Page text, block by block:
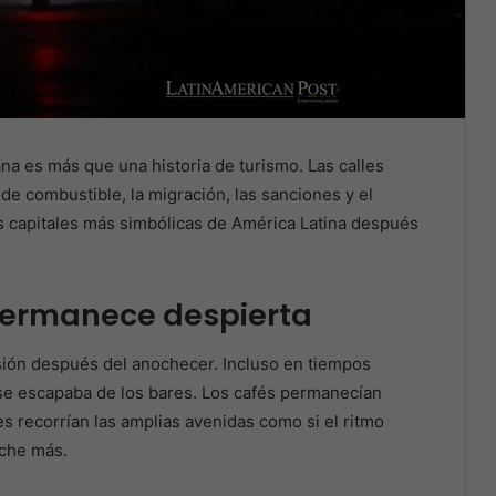
es más que una historia de turismo. Las calles
combustible, la migración, las sanciones y el
más simbólicas de América Latina después
despierta
después del anochecer. Incluso en tiempos
escapaba de los bares. Los cafés permanecían
recorrían las amplias avenidas como si el ritmo
más.